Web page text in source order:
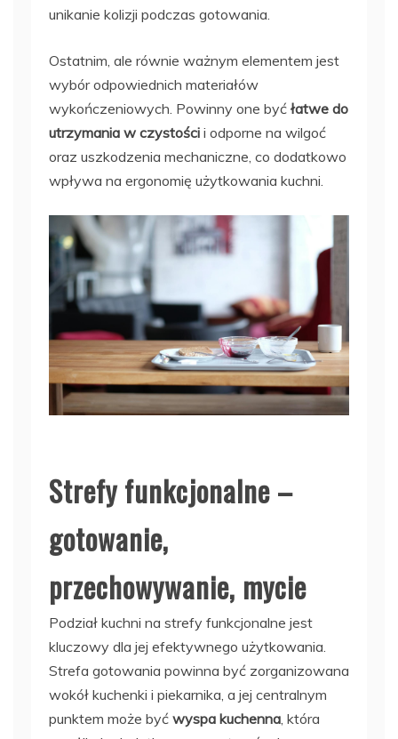
unikanie kolizji podczas gotowania.
Ostatnim, ale równie ważnym elementem jest
wybór odpowiednich materiałów
wykończeniowych. Powinny one być łatwe do
utrzymania w czystości i odporne na wilgoć
oraz uszkodzenia mechaniczne, co dodatkowo
wpływa na ergonomię użytkowania kuchni.
Strefy funkcjonalne –
gotowanie,
przechowywanie, mycie
Podział kuchni na strefy funkcjonalne jest
kluczowy dla jej efektywnego użytkowania.
Strefa gotowania powinna być zorganizowana
wokół kuchenki i piekarnika, a jej centralnym
punktem może być wyspa kuchenna, która